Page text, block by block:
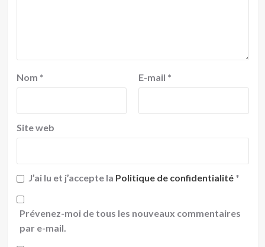
Nom * E-mail *
Site web
J’ai lu et j’accepte la Politique de confidentialité *
Prévenez-moi de tous les nouveaux commentaires
par e-mail.